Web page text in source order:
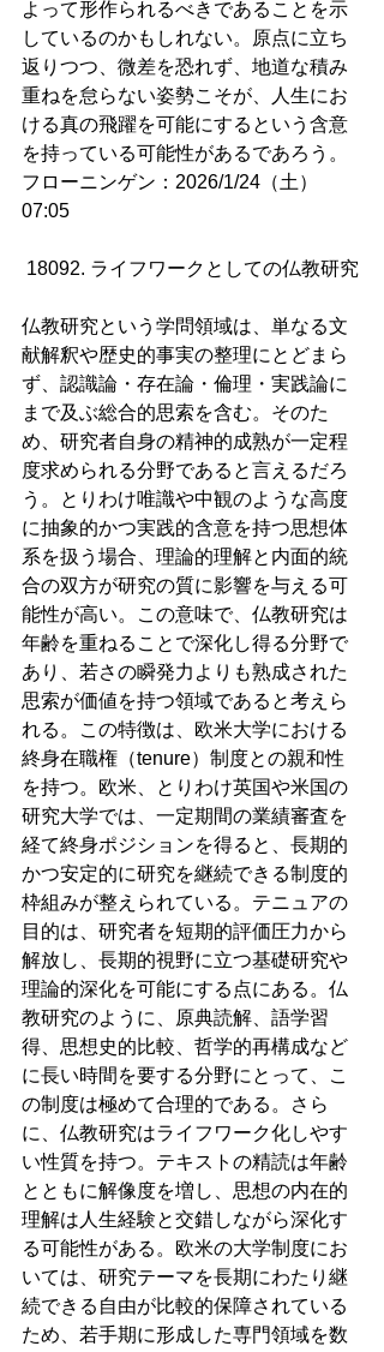
よって形作られるべきであることを示
しているのかもしれない。原点に立ち
返りつつ、微差を恐れず、地道な積み
重ねを怠らない姿勢こそが、人生にお
ける真の飛躍を可能にするという含意
を持っている可能性があるであろう。
フローニンゲン：2026/1/24（土）
07:05
18092. ライフワークとしての仏教研究
仏教研究という学問領域は、単なる文
献解釈や歴史的事実の整理にとどまら
ず、認識論・存在論・倫理・実践論に
まで及ぶ総合的思索を含む。そのた
め、研究者自身の精神的成熟が一定程
度求められる分野であると言えるだろ
う。とりわけ唯識や中観のような高度
に抽象的かつ実践的含意を持つ思想体
系を扱う場合、理論的理解と内面的統
合の双方が研究の質に影響を与える可
能性が高い。この意味で、仏教研究は
年齢を重ねることで深化し得る分野で
あり、若さの瞬発力よりも熟成された
思索が価値を持つ領域であると考えら
れる。この特徴は、欧米大学における
終身在職権（tenure）制度との親和性
を持つ。欧米、とりわけ英国や米国の
研究大学では、一定期間の業績審査を
経て終身ポジションを得ると、長期的
かつ安定的に研究を継続できる制度的
枠組みが整えられている。テニュアの
目的は、研究者を短期的評価圧力から
解放し、長期的視野に立つ基礎研究や
理論的深化を可能にする点にある。仏
教研究のように、原典読解、語学習
得、思想史的比較、哲学的再構成など
に長い時間を要する分野にとって、こ
の制度は極めて合理的である。さら
に、仏教研究はライフワーク化しやす
い性質を持つ。テキストの精読は年齢
とともに解像度を増し、思想の内在的
理解は人生経験と交錯しながら深化す
る可能性がある。欧米の大学制度にお
いては、研究テーマを長期にわたり継
続できる自由が比較的保障されている
ため、若手期に形成した専門領域を数